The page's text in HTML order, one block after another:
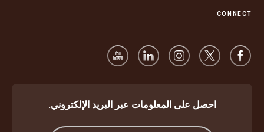
CONNECT
احصل على المعلومات عبر البريد الإلكتروني.